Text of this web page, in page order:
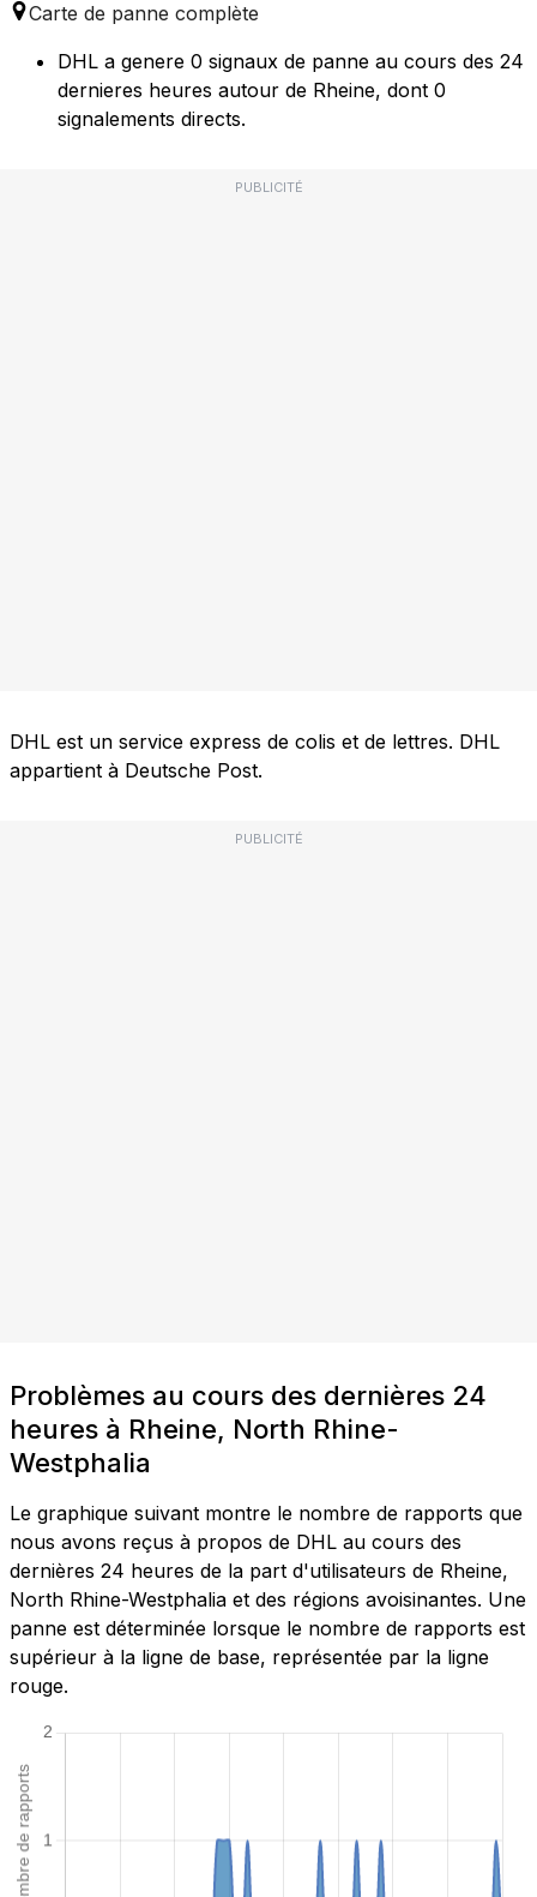
Carte de panne complète
DHL a genere 0 signaux de panne au cours des 24
dernieres heures autour de Rheine, dont 0
signalements directs.
PUBLICITÉ
DHL est un service express de colis et de lettres. DHL
appartient à Deutsche Post.
PUBLICITÉ
Problèmes au cours des dernières 24
heures à Rheine, North Rhine-
Westphalia
Le graphique suivant montre le nombre de rapports que
nous avons reçus à propos de DHL au cours des
dernières 24 heures de la part d'utilisateurs de Rheine,
North Rhine-Westphalia et des régions avoisinantes. Une
panne est déterminée lorsque le nombre de rapports est
supérieur à la ligne de base, représentée par la ligne
rouge.